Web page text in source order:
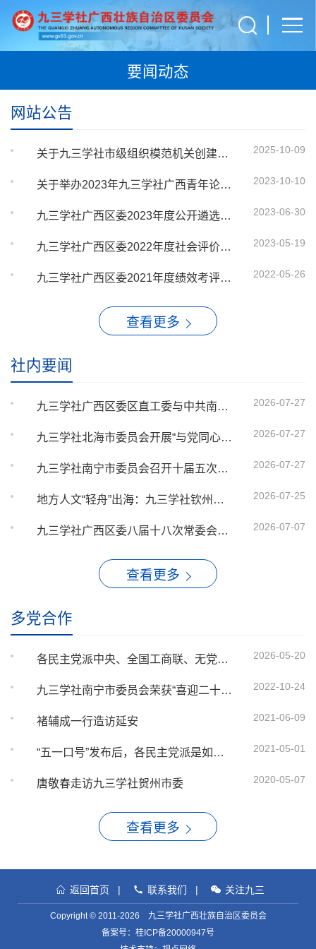
要闻动态
网站公告
关于九三学社市级组织模范机关创建工作拟推荐名单的公示 2025-10-09
关于举办2023年九三学社广西青年论坛暨全区新社员培训班的通知 2023-10-10
九三学社广西区委2023年度公开遴选公务员拟遴选人员公示 2023-06-30
九三学社广西区委2022年度社会评价意见建议整改工作方案 2023-05-19
九三学社广西区委2021年度绩效考评公众评议意见建议整改方案 2022-05-26
查看更多
社内要闻
九三学社广西区委区直工委与中共南宁市供电局委员会开展“万家灯火 璀璨绿城”共建调研活动 2026-07-27
九三学社北海市委员会开展“与党同心、爱国为民”主题读书会 2026-07-27
九三学社南宁市委员会召开十届五次常委会会议 2026-07-27
地方人文“轻舟”出海：九三学社钦州市委助力华裔青少年感知中华根脉 2026-07-25
九三学社广西区委八届十八次常委会议暨理论学习中心组学习会召开 2026-07-07
查看更多
多党合作
各民主党派中央、全国工商联、无党派代表人士队伍建设研讨会在京召开 李干杰出席并讲话 2026-05-20
九三学社南宁市委员会荣获“喜迎二十大 同心跟党走”2022年“同心杯”南宁市政协气排球比赛季军 2022-10-24
褚辅成一行造访延安 2021-06-09
“五一口号”发布后，各民主党派是如何响应的？ 2021-05-01
唐敬春走访九三学社贺州市委 2020-05-07
查看更多
返回首页 | 联系我们 | 关注九三
Copyright © 2011-2026 九三学社广西壮族自治区委员会
备案号： 桂ICP备20000947号